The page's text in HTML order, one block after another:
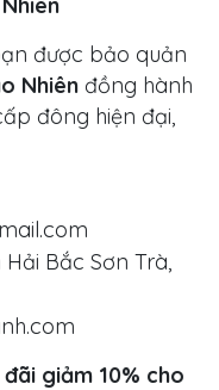
được bảo quản
Nhiên đồng hành
đông hiện đại,
Bắc Sơn Trà,
giảm 10% cho